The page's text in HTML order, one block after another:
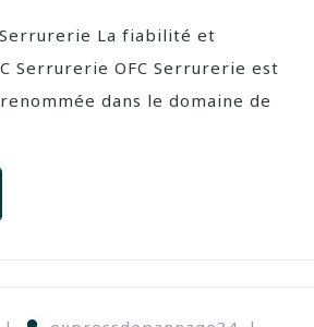
La fiabilité et
Serrurerie OFC Serrurerie est
dans le domaine de